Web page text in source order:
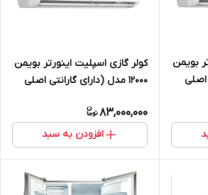
اینورتر بویمن
اصلی
کولر گازی اسپلیت اینورتر بویمن
12000 مدل (دارای گارانتی اصلی
12ER
83,000,000
افزودن به سبد